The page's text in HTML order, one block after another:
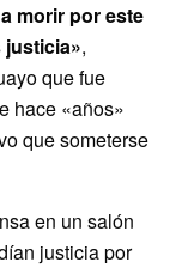
morir por este
justicia»,
que fue
hace «años»
que someterse
en un salón
justicia por